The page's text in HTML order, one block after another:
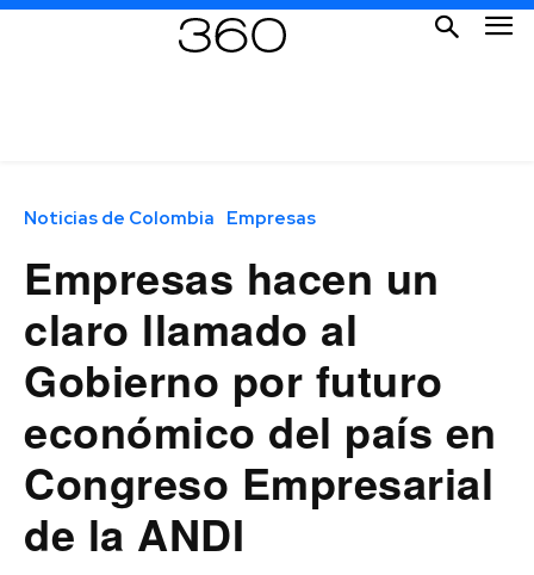
Noticias de Colombia Empresas
Empresas hacen un
claro llamado al
Gobierno por futuro
económico del país en
Congreso Empresarial
de la ANDI